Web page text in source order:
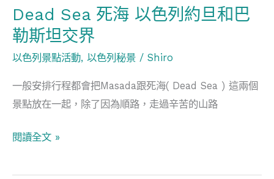
的
路
Dead Sea 死海 以色列約旦和巴
勒斯坦交界
以色列景點活動, 以色列秘景 / Shiro
一般安排行程都會把Masada跟死海( Dead Sea ) 這兩個
景點放在一起，除了因為順路，走過辛苦的山路
和
巴
勒
界
閱讀全文 »